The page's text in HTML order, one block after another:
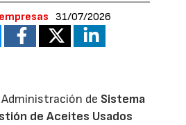
31/07/2026
de Sistema
de Aceites Usados